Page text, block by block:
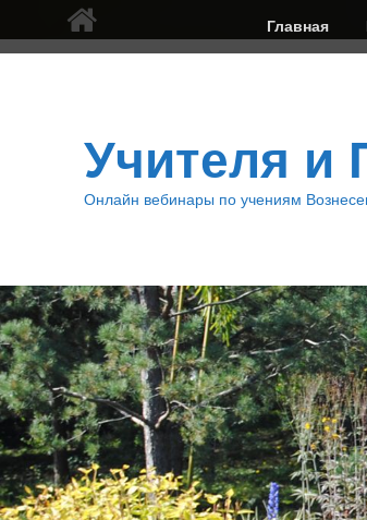
Верхнее
меню
Главная
Учителя и
Онлайн вебинары по учениям